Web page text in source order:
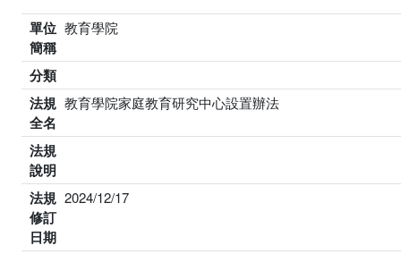
單位
簡稱
教育學院
分類
法規
全名
教育學院家庭教育研究中心設置辦法
法規
說明
法規
修訂
日期
2024/12/17